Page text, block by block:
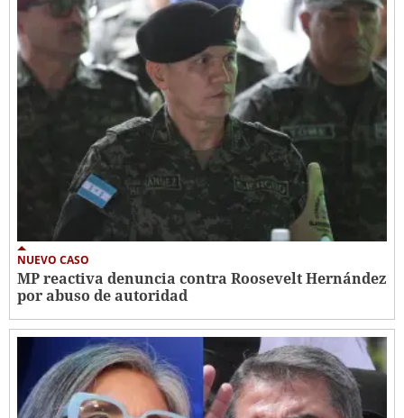
NUEVO CASO
MP reactiva denuncia contra Roosevelt Hernández
por abuso de autoridad